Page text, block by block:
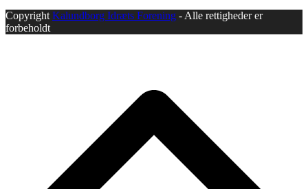
Copyright Kalundborg Idræts Forening - Alle rettigheder er
forbeholdt